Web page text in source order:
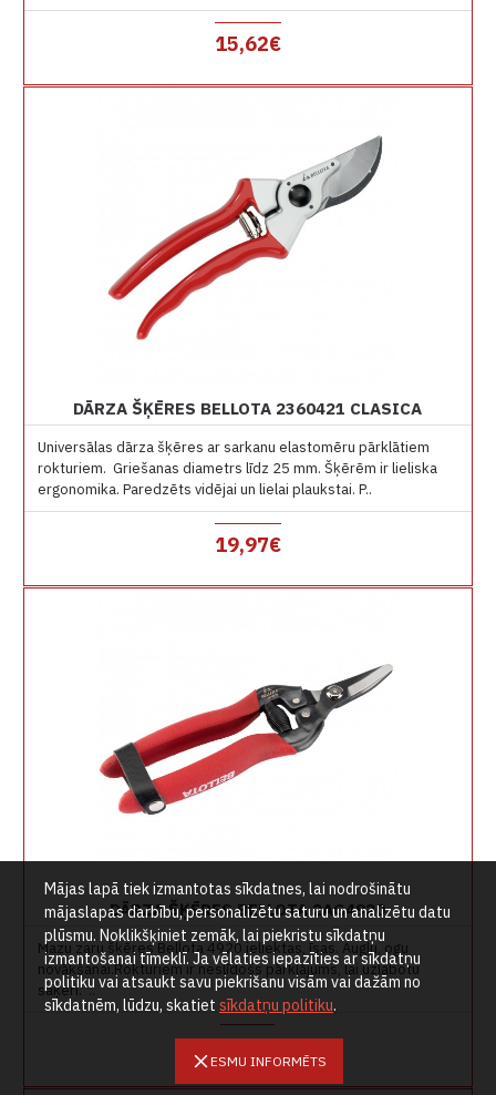
15,62€
DĀRZA ŠĶĒRES BELLOTA 2360421 CLASICA
Universālas dārza šķēres ar sarkanu elastomēru pārklātiem
rokturiem. Griešanas diametrs līdz 25 mm. Šķērēm ir lieliska
ergonomika. Paredzēts vidējai un lielai plaukstai. P..
19,97€
DĀRZA ŠĶĒRES BELLOTA 2AG4920
Mazu zaru šķēres Bellota 4920 ieliektas, īsas. Augļu, ogu
novākšanai.Rokturiem ir neslīdošs pārklājums, lai uzlabotu
saķeri. ..
8,47€
ESMU INFORMĒTS
Mājas lapā tiek izmantotas sīkdatnes, lai nodrošinātu
mājaslapas darbību, personalizētu saturu un analizētu datu
plūsmu. Noklikšķiniet zemāk, lai piekristu sīkdatņu
izmantošanai tīmeklī. Ja vēlaties iepazīties ar sīkdatņu
politiku vai atsaukt savu piekrišanu visām vai dažām no
sīkdatnēm, lūdzu, skatiet sīkdatņu politiku.